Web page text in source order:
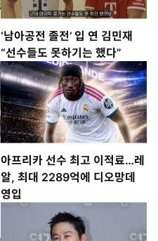
‘남아공전 졸전’ 입 연 김민재
“선수들도 못하기는 했다”
아프리카 선수 최고 이적료…레
알, 최대 2289억에 디오망데
영입